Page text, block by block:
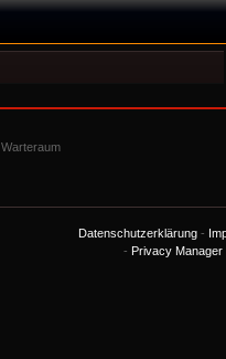
Warteraum
Datenschutzerklärung-
- Privacy Manager